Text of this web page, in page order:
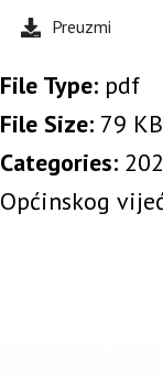
Preuzmi
File Type: pdf
File Size: 79 KB
Categories:
Općinskog